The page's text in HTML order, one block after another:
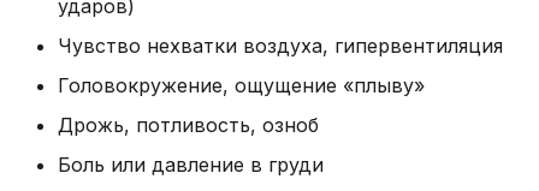
ударов)
Чувство нехватки воздуха, гипервентиляция
Головокружение, ощущение «плыву»
Дрожь, потливость, озноб
Боль или давление в груди